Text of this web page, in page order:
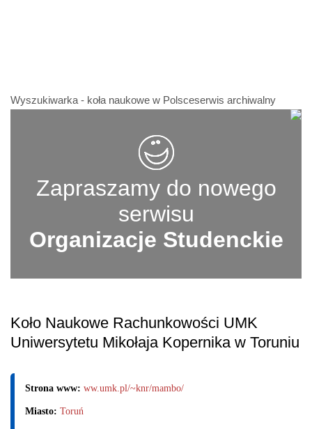
Wyszukiwarka - koła naukowe w Polsceserwis archiwalny
Zapraszamy do nowego
serwisu
Organizacje Studenckie
Koło Naukowe Rachunkowości UMK
Uniwersytetu Mikołaja Kopernika w Toruniu
Strona www: ww.umk.pl/~knr/mambo/
Miasto: Toruń